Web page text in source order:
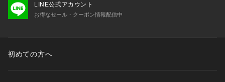
LINE公式アカウント
お得なセール・クーポン情報配信中
初めての方へ